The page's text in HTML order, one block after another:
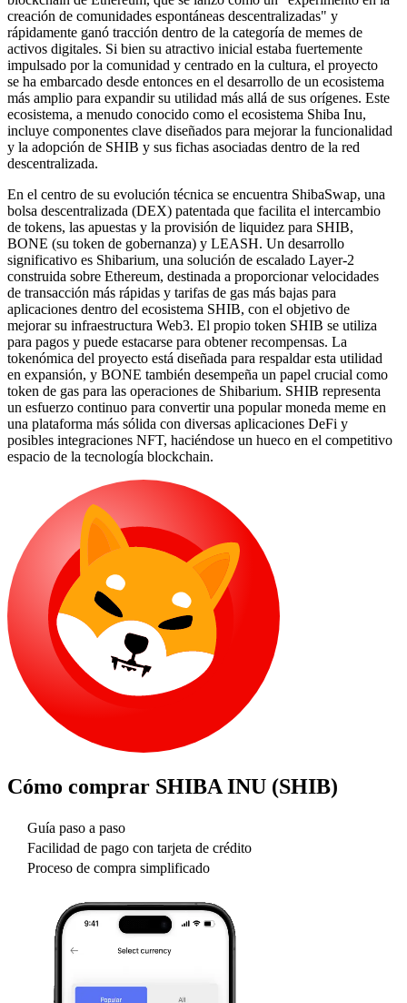
creación de comunidades espontáneas descentralizadas" y
rápidamente ganó tracción dentro de la categoría de memes de
activos digitales. Si bien su atractivo inicial estaba fuertemente
impulsado por la comunidad y centrado en la cultura, el proyecto
se ha embarcado desde entonces en el desarrollo de un ecosistema
más amplio para expandir su utilidad más allá de sus orígenes. Este
ecosistema, a menudo conocido como el ecosistema Shiba Inu,
incluye componentes clave diseñados para mejorar la funcionalidad
y la adopción de SHIB y sus fichas asociadas dentro de la red
descentralizada.
En el centro de su evolución técnica se encuentra ShibaSwap, una
bolsa descentralizada (DEX) patentada que facilita el intercambio
de tokens, las apuestas y la provisión de liquidez para SHIB,
BONE (su token de gobernanza) y LEASH. Un desarrollo
significativo es Shibarium, una solución de escalado Layer-2
construida sobre Ethereum, destinada a proporcionar velocidades
de transacción más rápidas y tarifas de gas más bajas para
aplicaciones dentro del ecosistema SHIB, con el objetivo de
mejorar su infraestructura Web3. El propio token SHIB se utiliza
para pagos y puede estacarse para obtener recompensas. La
tokenómica del proyecto está diseñada para respaldar esta utilidad
en expansión, y BONE también desempeña un papel crucial como
token de gas para las operaciones de Shibarium. SHIB representa
un esfuerzo continuo para convertir una popular moneda meme en
una plataforma más sólida con diversas aplicaciones DeFi y
posibles integraciones NFT, haciéndose un hueco en el competitivo
espacio de la tecnología blockchain.
Cómo comprar SHIBA INU (SHIB)
Guía paso a paso
Facilidad de pago con tarjeta de crédito
Proceso de compra simplificado